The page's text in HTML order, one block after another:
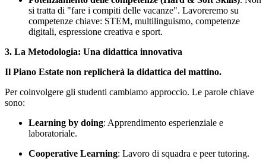
si tratta di "fare i compiti delle vacanze". Lavoreremo su
competenze chiave: STEM, multilinguismo, competenze
digitali, espressione creativa e sport.
3. La Metodologia: Una didattica innovativa
Il Piano Estate non replicherà la didattica del mattino.
Per coinvolgere gli studenti cambiamo approccio. Le parole chiave
sono:
Learning by doing: Apprendimento esperienziale e
laboratoriale.
Cooperative Learning: Lavoro di squadra e peer tutoring.